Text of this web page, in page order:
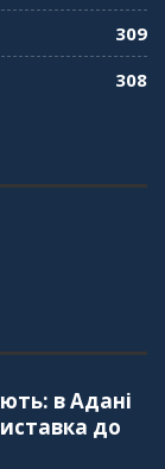
309
308
в Адані
до